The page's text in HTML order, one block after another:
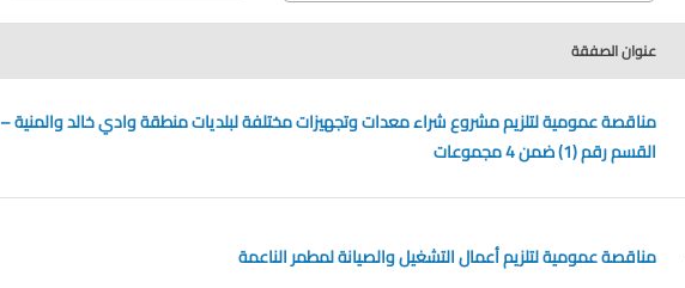
عنوان الصفقة
مناقصة عمومية لتلزيم مشروع شراء معدات وتجهيزات مختلفة لبلديات منطقة وادي خالد والمنية –
القسم رقم (1) ضمن 4 مجموعات
مناقصة عمومية لتلزيم أعمال التشغيل والصيانة لمطمر الناعمة